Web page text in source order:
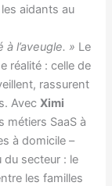
aidants au
l’aveugle. » Le
réalité : celle de
rassurent
AvecXimi
métiers SaaS à
à domicile –
du secteur : le
les familles